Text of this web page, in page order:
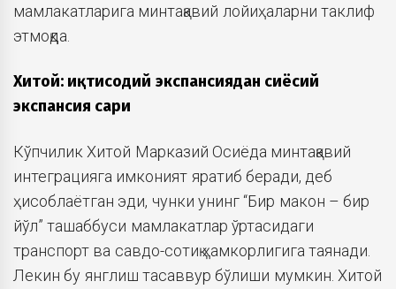
мамлакатларига минтақавий лойиҳаларни таклиф
этмоқда.
Хитой: иқтисодий экспансиядан сиёсий
экспансия сари
Кўпчилик Хитой Марказий Осиёда минтақавий
интеграцияга имконият яратиб беради, деб
ҳисоблаётган эди, чунки унинг “Бир макон – бир
йўл” ташаббуси мамлакатлар ўртасидаги
транспорт ва савдо-сотиқ ҳамкорлигига таянади.
Лекин бу янглиш тасаввур бўлиши мумкин. Хитой